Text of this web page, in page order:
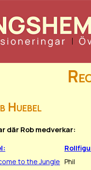
Huebel
där Rob medverkar:
to the Jungle Phil